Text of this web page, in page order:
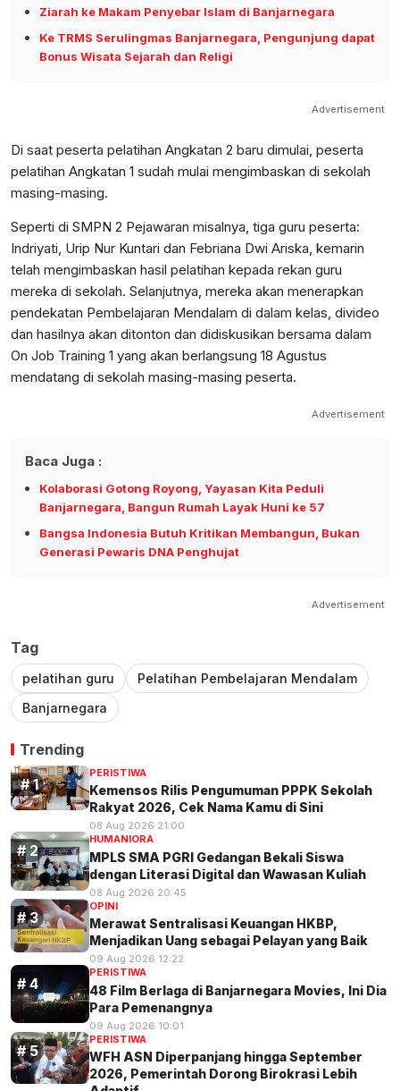
Ziarah ke Makam Penyebar Islam di Banjarnegara
Ke TRMS Serulingmas Banjarnegara, Pengunjung dapat
Bonus Wisata Sejarah dan Religi
Advertisement
Di saat peserta pelatihan Angkatan 2 baru dimulai, peserta
pelatihan Angkatan 1 sudah mulai mengimbaskan di sekolah
masing-masing.
Seperti di SMPN 2 Pejawaran misalnya, tiga guru peserta:
Indriyati, Urip Nur Kuntari dan Febriana Dwi Ariska, kemarin
telah mengimbaskan hasil pelatihan kepada rekan guru
mereka di sekolah. Selanjutnya, mereka akan menerapkan
pendekatan Pembelajaran Mendalam di dalam kelas, divideo
dan hasilnya akan ditonton dan didiskusikan bersama dalam
On Job Training 1 yang akan berlangsung 18 Agustus
mendatang di sekolah masing-masing peserta.
Advertisement
Baca Juga :
Kolaborasi Gotong Royong, Yayasan Kita Peduli
Banjarnegara, Bangun Rumah Layak Huni ke 57
Bangsa Indonesia Butuh Kritikan Membangun, Bukan
Generasi Pewaris DNA Penghujat
Advertisement
Tag
pelatihan guru
Pelatihan Pembelajaran Mendalam
Banjarnegara
Trending
PERISTIWA
Kemensos Rilis Pengumuman PPPK Sekolah
Rakyat 2026, Cek Nama Kamu di Sini
08 Aug 2026 21:00
HUMANIORA
MPLS SMA PGRI Gedangan Bekali Siswa
dengan Literasi Digital dan Wawasan Kuliah
08 Aug 2026 20:45
OPINI
Merawat Sentralisasi Keuangan HKBP,
Menjadikan Uang sebagai Pelayan yang Baik
09 Aug 2026 12:22
PERISTIWA
48 Film Berlaga di Banjarnegara Movies, Ini Dia
Para Pemenangnya
09 Aug 2026 10:01
PERISTIWA
WFH ASN Diperpanjang hingga September
2026, Pemerintah Dorong Birokrasi Lebih